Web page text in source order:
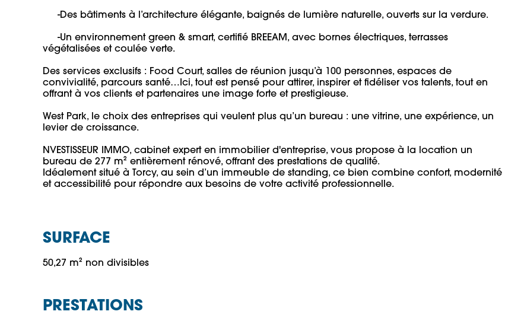
végétalisées et coulée verte.
Des services exclusifs : Food Court, salles de réunion jusqu’à 100 personnes, espaces de
convivialité, parcours santé…Ici, tout est pensé pour attirer, inspirer et fidéliser vos talents, tout en
offrant à vos clients et partenaires une image forte et prestigieuse.
West Park, le choix des entreprises qui veulent plus qu’un bureau : une vitrine, une expérience, un
levier de croissance.
NVESTISSEUR IMMO, cabinet expert en immobilier d'entreprise, vous propose à la location un
bureau de 277 m² entièrement rénové, offrant des prestations de qualité.
Idéalement situé à Torcy, au sein d’un immeuble de standing, ce bien combine confort, modernité
et accessibilité pour répondre aux besoins de votre activité professionnelle.
SURFACE
50,27 m² non divisibles
PRESTATIONS